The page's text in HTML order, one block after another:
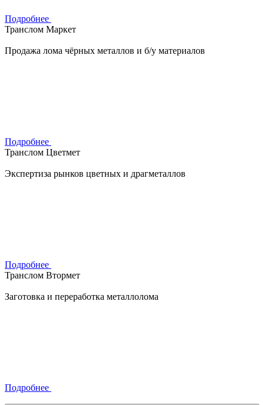
Подробнее
Транслом Маркет
Продажа лома чёрных металлов и б/у материалов
Подробнее
Транслом Цветмет
Экспертиза рынков цветных и драгметаллов
Подробнее
Транслом Втормет
Заготовка и переработка металлолома
Подробнее